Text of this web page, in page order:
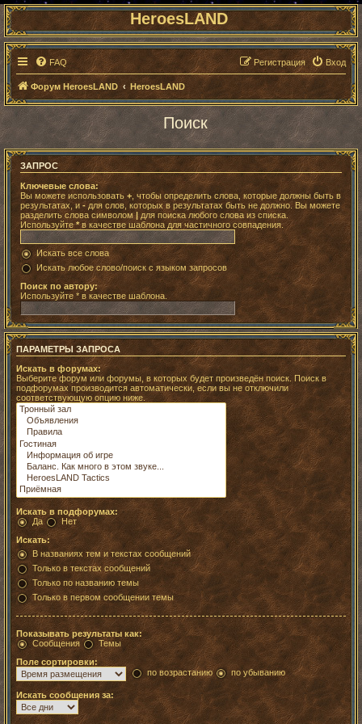
HeroesLAND
FAQ Вход
Регистрация
Форум HeroesLAND HeroesLAND
Поиск
ЗАПРОС
Ключевые слова:
Вы можете использовать + , чтобы определить слова, которые должны быть в
результатах, и - для слов, которых в результатах быть не должно. Вы можете
разделить слова символом| для поиска любого слова из списка.
Используйте*в качестве шаблона для частичного совпадения.
Искать все слова
Искать любое слово/поиск с языком запросов
Поиск по автору:
Используйте * в качестве шаблона.
ПАРАМЕТРЫ ЗАПРОСА
Искать в форумах:
Выберите форум или форумы, в которых будет произведён поиск. Поиск в
подфорумах производится автоматически, если вы не отключили
соответствующую опцию ниже.
Искать в подфорумах:
Да
Нет
Искать:
В названиях тем и текстах сообщений
Только в текстах сообщений
Только по названию темы
Только в первом сообщении темы
Показывать результаты как:
Сообщения
Темы
Поле сортировки:
по возрастанию
по убыванию
Искать сообщения за: